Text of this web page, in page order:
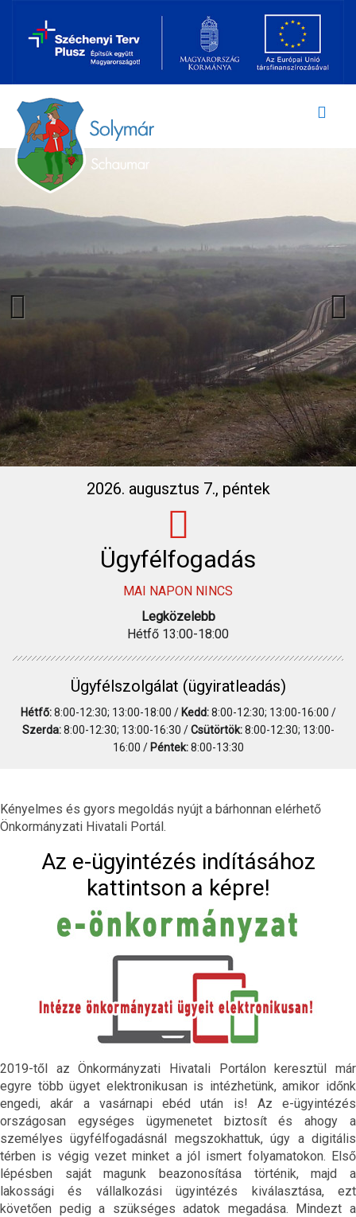
2026. augusztus 7., péntek
Ügyfélfogadás
MAI NAPON NINCS
Legközelebb
Hétfő 13:00-18:00
Ügyfélszolgálat (ügyiratleadás)
Hétfő:8:00-12:30; 13:00-18:00 / Kedd:8:00-12:30; 13:00-16:00 /
Szerda:8:00-12:30; 13:00-16:30 /Csütörtök:8:00-12:30; 13:00-
16:00 / Péntek:8:00-13:30
Kényelmes és gyors megoldás nyújt a bárhonnan elérhető
Önkormányzati Hivatali Portál.
Az e-ügyintézés indításához
kattintson a képre!
2019-től az Önkormányzati Hivatali Portálon keresztül már
egyre több ügyet elektronikusan is intézhetünk, amikor időnk
engedi, akár a vasárnapi ebéd után is! Az e-ügyintézés
országosan egységes ügymenetet biztosít és ahogy a
személyes ügyfélfogadásnál megszokhattuk, úgy a digitális
térben is végig vezet minket a jól ismert folyamatokon. Első
lépésben saját magunk beazonosítása történik, majd a
lakossági és vállalkozási ügyintézés kiválasztása, ezt
követően pedig a szükséges adatok megadása. Mindezt a